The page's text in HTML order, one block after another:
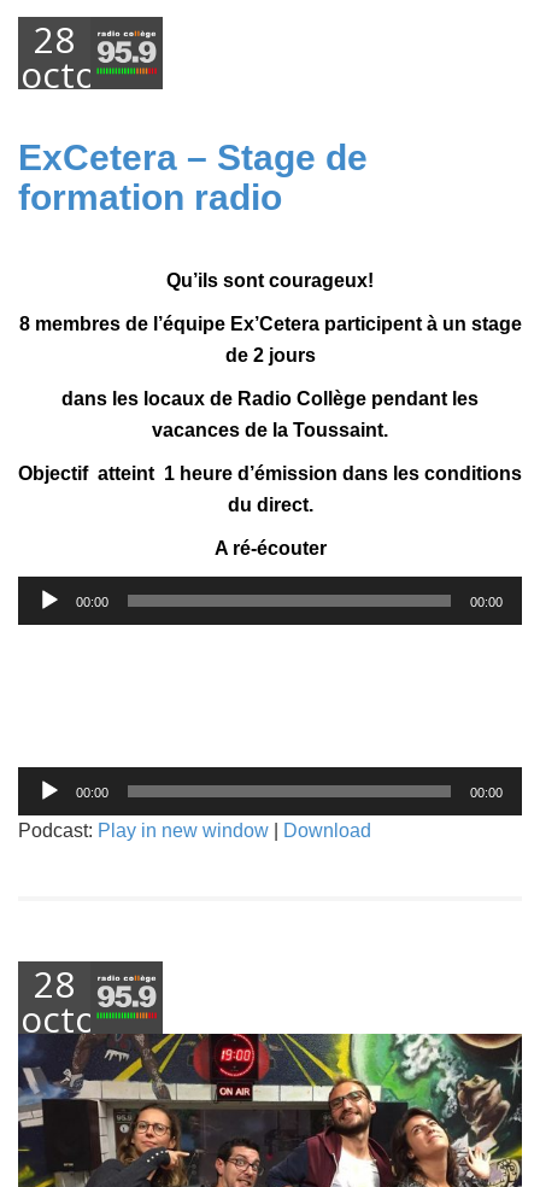
28
octobre
ExCetera – Stage de
formation radio
Qu’ils sont courageux!
8 membres de l’équipe Ex’Cetera participent à un stage
de 2 jours
dans les locaux de Radio Collège pendant les
vacances de la Toussaint.
Objectif atteint 1 heure d’émission dans les conditions
du direct.
A ré-écouter
Lecteur
audio
00:00 00:00
Lecteur
audio
00:00 00:00
Podcast: Play in new window Download
28
octobre
2018